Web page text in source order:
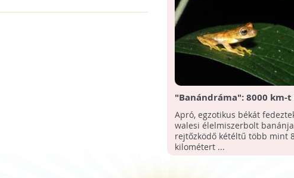
"Banándráma": 8000 km-
egy béka a gyümölcsök
Apró, egzotikus békát
walesi élelmiszerbolt
rejtőzködő kétéltű több mint
kilométert ...